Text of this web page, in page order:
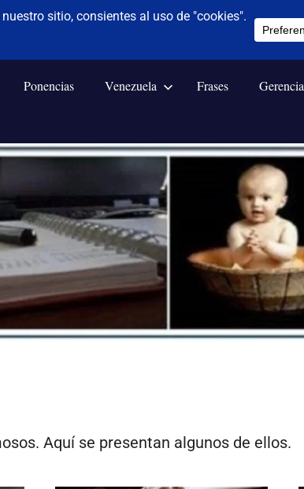
Ponencias Venezuela Frases Gerencia
Aquí se presentan algunos de ellos.